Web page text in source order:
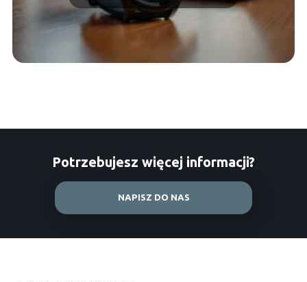
Potrzebujesz więcej informacji?
NAPISZ DO NAS